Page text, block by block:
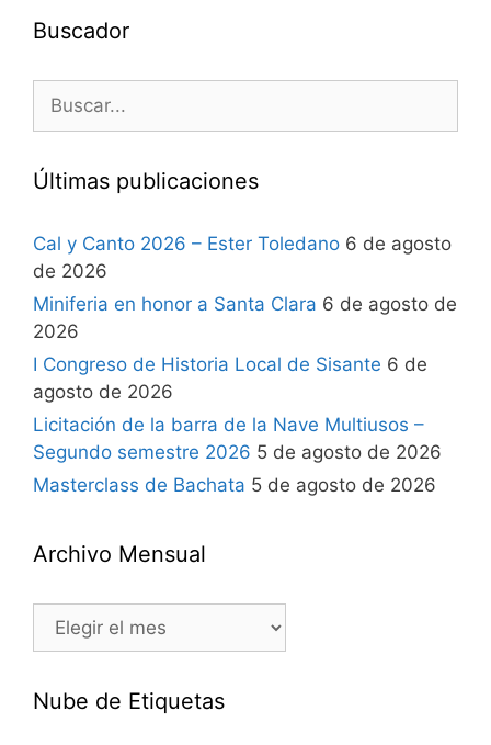
Buscador
Últimas publicaciones
Cal y Canto 2026 – Ester Toledano 6 de agosto
de 2026
Miniferia en honor a Santa Clara 6 de agosto de
2026
I Congreso de Historia Local de Sisante 6 de
agosto de 2026
Licitación de la barra de la Nave Multiusos –
Segundo semestre 2026 5 de agosto de 2026
Masterclass de Bachata 5 de agosto de 2026
Archivo Mensual
Nube de Etiquetas